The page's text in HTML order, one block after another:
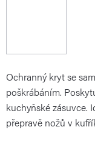
Ochranný kryt se
poškrábáním.
kuchyňské zásuvce.
přepravě nožů v